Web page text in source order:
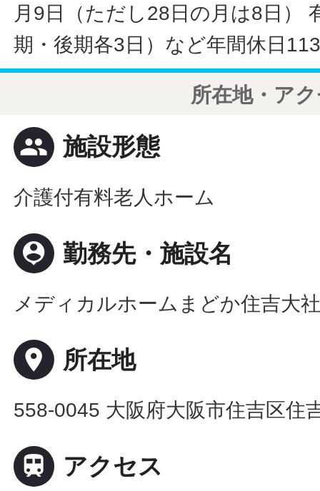
月9日（ただし28日の月は8日）
期・後期各3日）など年間休日
所在地・ア
people 施設形態
介護付有料老人ホーム
person_pin 勤務先・施設名
メディカルホームまどか住吉大
place 所在地
558-0045 大阪府大阪市住吉区住
 アクセス